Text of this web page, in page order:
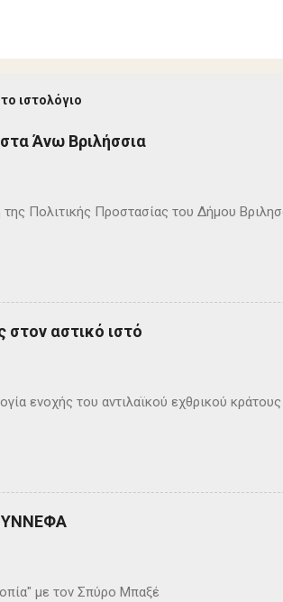
ιστολόγιο
Άνω Βριλήσσια
Πολιτικής Προστασίας του Δήμου
στον αστικό ιστό
ενοχής του αντιλαϊκού εχθρικού κράτους
με τον Σπύρο Μπαξέ